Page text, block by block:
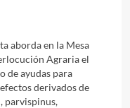
aborda en la Mesa
Agraria el
de ayudas para
derivados de
parvispinus,